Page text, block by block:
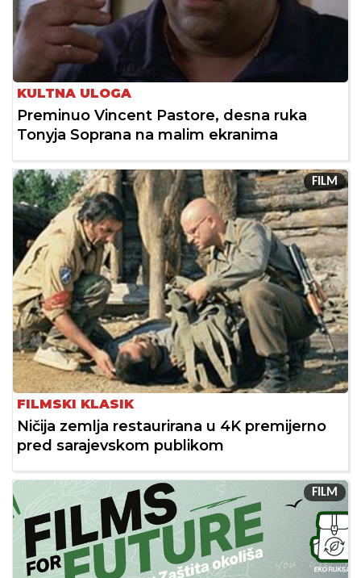
KULTNA ULOGA
Preminuo Vincent Pastore, desna ruka
Tonyja Soprana na malim ekranima
FILM
FILMSKI KLASIK
Ničija zemlja restaurirana u 4K premijerno
pred sarajevskom publikom
FILM